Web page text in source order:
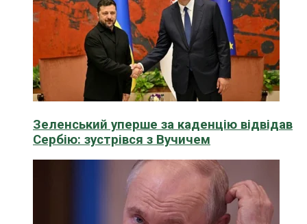
Зеленський уперше за каденцію відвідав
Сербію: зустрівся з Вучичем